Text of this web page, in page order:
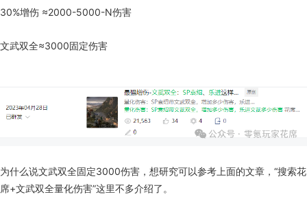
30%增伤 ≈2000-5000-N伤害
文武双全≈3000固定伤害
为什么说文武双全固定3000伤害，想研究可以参考上面的文章，“搜索花
席+文武双全量化伤害”这里不多介绍了。